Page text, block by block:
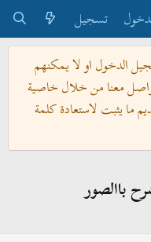
تسجيل
الدخول او لا يمكنهم
معنا من خلال خاصية
ما يثبت لاستعادة كلمة
باالصور